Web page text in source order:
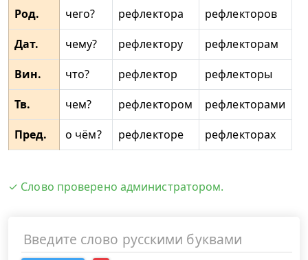
Род.
чего? рефлектора
рефлекторов
Дат.
чему? рефлектору
рефлекторам
Вин.
что? рефлектор
рефлекторы
Тв.
чем? рефлектором
рефлекторами
Пред.
о чём? рефлекторе рефлекторах
✓ Слово проверено администратором.